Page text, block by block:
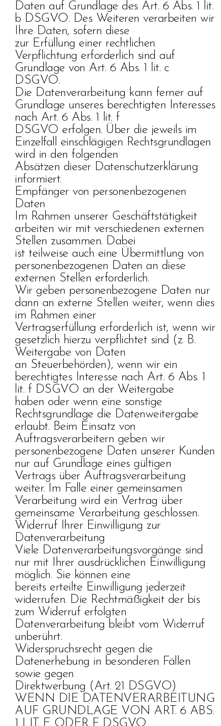
Daten auf Grundlage des Art. 6 Abs. 1 lit.
b DSGVO. Des Weiteren verarbeiten wir
Ihre Daten, sofern diese
zur Erfüllung einer rechtlichen
Verpflichtung erforderlich sind auf
Grundlage von Art. 6 Abs. 1 lit. c
DSGVO.
Die Datenverarbeitung kann ferner auf
Grundlage unseres berechtigten Interesses
nach Art. 6 Abs. 1 lit. f
DSGVO erfolgen. Über die jeweils im
Einzelfall einschlägigen Rechtsgrundlagen
wird in den folgenden
Absätzen dieser Datenschutzerklärung
informiert.
Empfänger von personenbezogenen
Daten
Im Rahmen unserer Geschäftstätigkeit
arbeiten wir mit verschiedenen externen
Stellen zusammen. Dabei
ist teilweise auch eine Übermittlung von
personenbezogenen Daten an diese
externen Stellen erforderlich.
Wir geben personenbezogene Daten nur
dann an externe Stellen weiter, wenn dies
im Rahmen einer
Vertragserfüllung erforderlich ist, wenn wir
gesetzlich hierzu verpflichtet sind (z. B.
Weitergabe von Daten
an Steuerbehörden), wenn wir ein
berechtigtes Interesse nach Art. 6 Abs. 1
lit. f DSGVO an der Weitergabe
haben oder wenn eine sonstige
Rechtsgrundlage die Datenweitergabe
erlaubt. Beim Einsatz von
Auftragsverarbeitern geben wir
personenbezogene Daten unserer Kunden
nur auf Grundlage eines gültigen
Vertrags über Auftragsverarbeitung
weiter. Im Falle einer gemeinsamen
Verarbeitung wird ein Vertrag über
gemeinsame Verarbeitung geschlossen.
Widerruf Ihrer Einwilligung zur
Datenverarbeitung
Viele Datenverarbeitungsvorgänge sind
nur mit Ihrer ausdrücklichen Einwilligung
möglich. Sie können eine
bereits erteilte Einwilligung jederzeit
widerrufen. Die Rechtmäßigkeit der bis
zum Widerruf erfolgten
Datenverarbeitung bleibt vom Widerruf
unberührt.
Widerspruchsrecht gegen die
Datenerhebung in besonderen Fällen
sowie gegen
Direktwerbung (Art. 21 DSGVO)
WENN DIE DATENVERARBEITUNG
AUF GRUNDLAGE VON ART. 6 ABS.
1 LIT. E ODER F DSGVO